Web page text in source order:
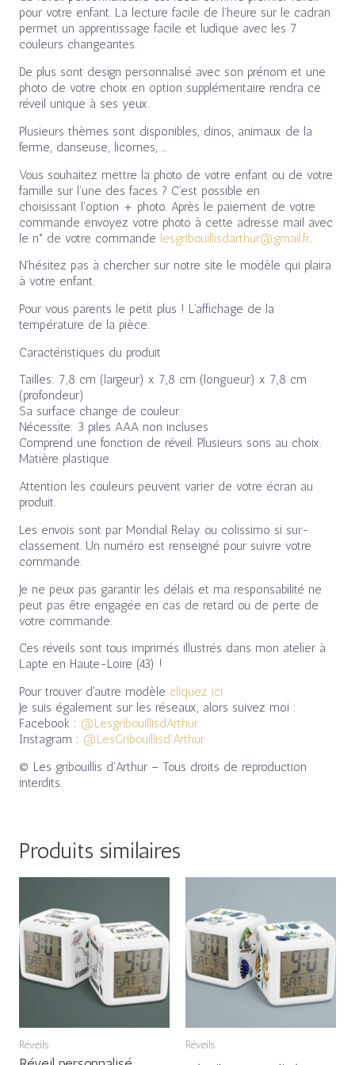
pour votre enfant. La lecture facile de l’heure sur le cadran
permet un apprentissage facile et ludique avec les 7
couleurs changeantes.
De plus sont design personnalisé avec son prénom et une
photo de votre choix en option supplémentaire rendra ce
réveil unique à ses yeux.
Plusieurs thèmes sont disponibles, dinos, animaux de la
ferme, danseuse, licornes, …
Vous souhaitez mettre la photo de votre enfant ou de votre
famille sur l’une des faces ? C’est possible en
choisissant l’option + photo. Après le paiement de votre
commande envoyez votre photo à cette adresse mail avec
le n° de votre commande lesgribouillisdarthur@gmail.fr.
N’hésitez pas à chercher sur notre site le modèle qui plaira
à votre enfant.
Pour vous parents le petit plus ! L’affichage de la
température de la pièce.
Caractéristiques du produit
Tailles: 7,8 cm (largeur) x 7,8 cm (longueur) x 7,8 cm
(profondeur)
Sa surface change de couleur.
Nécessite: 3 piles AAA non incluses
Comprend une fonction de réveil. Plusieurs sons au choix.
Matière plastique.
Attention les couleurs peuvent varier de votre écran au
produit.
Les envois sont par Mondial Relay ou colissimo si sur-
classement. Un numéro est renseigné pour suivre votre
commande.
Je ne peux pas garantir les délais et ma responsabilité ne
peut pas être engagée en cas de retard ou de perte de
votre commande.
Ces réveils sont tous imprimés illustrés dans mon atelier à
Lapte en Haute-Loire (43) !
Pour trouver d’autre modèle cliquez ici
Je suis également sur les réseaux, alors suivez moi :
Facebook : @LesgribouillisdArthur
Instagram : @LesGribouillisd’Arthur
© Les gribouillis d’Arthur – Tous droits de reproduction
interdits.
Produits similaires
Réveils Réveils